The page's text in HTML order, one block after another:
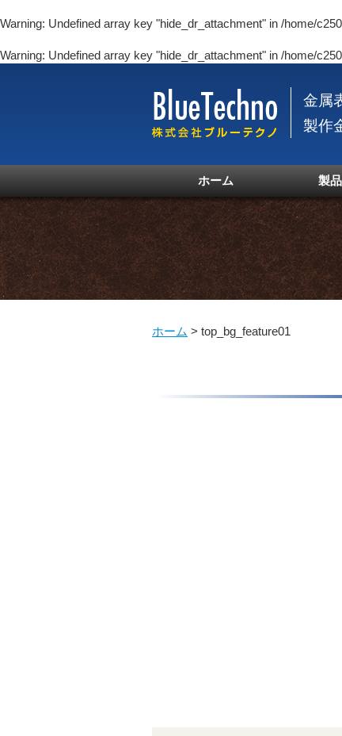
Warning: Undefined array key "hide_dr_attachment" in /home/
Warning: Undefined array key "hide_dr_attachment" in /home/
金属
製作
ホーム 製
ホーム > top_bg_feature01